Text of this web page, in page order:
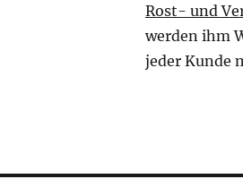
Rost- und
werden ihm
jeder Kunde